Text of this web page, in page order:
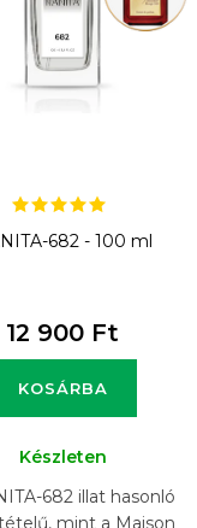
682 - 100 ml
12 900 Ft
KOSÁRBA
Készleten
682 illat hasonló
mint a Maison